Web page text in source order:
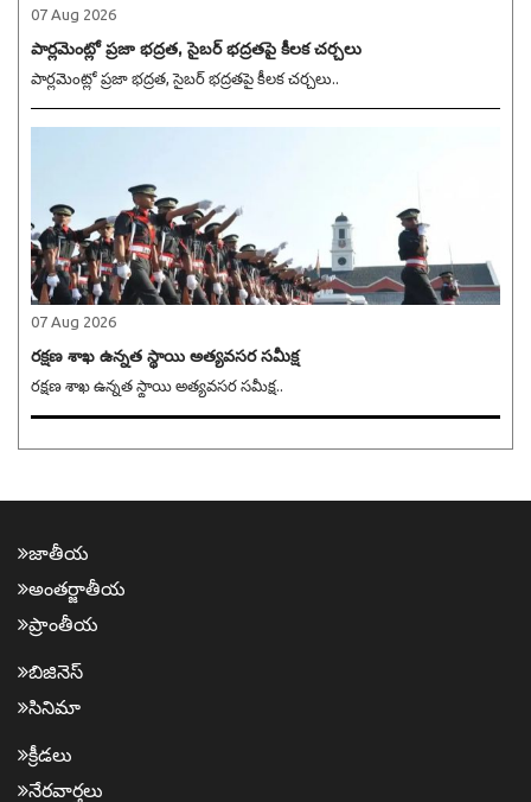
07 Aug 2026
పార్లమెంట్లో ప్రజా భద్రత, సైబర్ భద్రతపై కీలక చర్చలు
పార్లమెంట్లో ప్రజా భద్రత, సైబర్ భద్రతపై కీలక చర్చలు..
07 Aug 2026
రక్షణ శాఖ ఉన్నత స్థాయి అత్యవసర సమీక్ష
రక్షణ శాఖ ఉన్నత స్థాయి అత్యవసర సమీక్ష..
జాతీయ
అంత‌ర్జాతీయ
ప్రాంతీయ‌
బిజినెస్
సినిమా
క్రీడ‌లు
నేర‌వార్త‌లు